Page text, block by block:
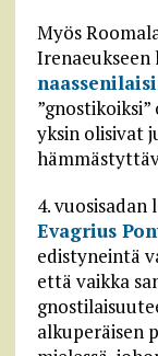
Myös
yksin olisivat
4.
Evagrius
edistyneintä
että vaikka
alkuperäisen